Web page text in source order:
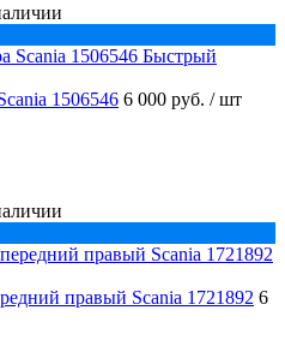
Быстрый
1506546 6 000 руб. / шт
правый Scania 1721892 6